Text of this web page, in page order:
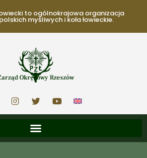
to ogólnokrajowa organizacja
myśliwych i koła łowieckie.
Okręgowy Rzeszów